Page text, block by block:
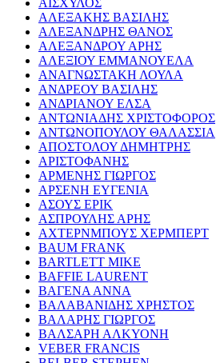
ΑΙΣΧΥΛΟΣ
ΑΛΕΞΑΚΗΣ ΒΑΣΙΛΗΣ
ΑΛΕΞΑΝΔΡΗΣ ΘΑΝΟΣ
ΑΛΕΞΑΝΔΡΟΥ ΑΡΗΣ
ΑΛΕΞΙΟΥ ΕΜΜΑΝΟΥΕΛΑ
ΑΝΑΓΝΩΣΤΑΚΗ ΛΟΥΛΑ
ΑΝΔΡΕΟΥ ΒΑΣΙΛΗΣ
ΑΝΔΡΙΑΝΟΥ ΕΛΣΑ
ΑΝΤΩΝΙΑΔΗΣ ΧΡΙΣΤΟΦΟΡΟΣ
ΑΝΤΩΝΟΠΟΥΛΟΥ ΘΑΛΑΣΣΙΑ
ΑΠΟΣΤΟΛΟΥ ΔΗΜΗΤΡΗΣ
ΑΡΙΣΤΟΦΑΝΗΣ
ΑΡΜΕΝΗΣ ΓΙΩΡΓΟΣ
ΑΡΣΕΝΗ ΕΥΓΕΝΙΑ
ΑΣΟΥΣ ΕΡΙΚ
ΑΣΠΡΟΥΛΗΣ ΑΡΗΣ
ΑΧΤΕΡΝΜΠΟΥΣ ΧΕΡΜΠΕΡΤ
BAUM FRANK
BARTLETT MIKE
BAFFIE LAURENT
ΒΑΓΕΝΑ ΑΝΝΑ
ΒΑΛΑΒΑΝΙΔΗΣ ΧΡΗΣΤΟΣ
ΒΑΛΑΡΗΣ ΓΙΩΡΓΟΣ
ΒΑΛΣΑΡΗ ΑΛΚΥΟΝΗ
VEBER FRANCIS